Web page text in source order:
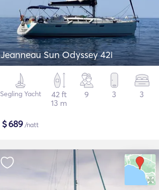
Jeanneau Sun Odyssey 42i
Segling Yacht
42 ft
13 m
9 3 3
$689/natt